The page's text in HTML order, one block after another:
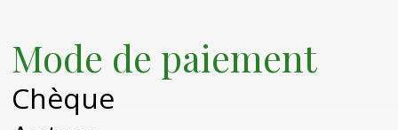
Mode de paiement
Chèque